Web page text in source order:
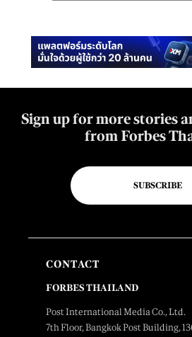
Sign up for more stories
from Forbes
SUBSCRIBE
CONTACT
FORBES THAILAND
Post International Media Co., Ltd.
7th Floor, Bangkok Post Building,